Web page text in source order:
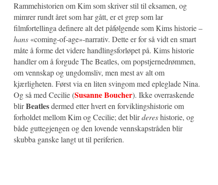
Rammehistorien om Kim som skriver stil til eksamen, og
mimrer rundt året som har gått, er et grep som lar
filmfortellinga definere alt det påfølgende som Kims historie –
hans «coming-of-age»-narrativ. Dette er for så vidt en smart
måte å forme det videre handlingsforløpet på. Kims historie
handler om å forgude The Beatles, om popstjernedrømmen,
om vennskap og ungdomsliv, men mest av alt om
kjærligheten. Først via en liten svingom med epleglade Nina.
Og så med Cecilie (Susanne Boucher). Ikke overraskende
blirBeatlesdermed etter hvert en forviklingshistorie om
forholdet mellom Kim og Cecilie; det blirdereshistorie, og
både guttegjengen og den lovende vennskapstråden blir
skubba ganske langt ut til periferien.